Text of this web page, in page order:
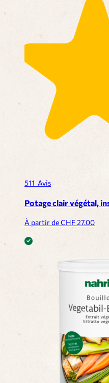
511 Avis
Potage clair végétal,
À partir de CHF27.00